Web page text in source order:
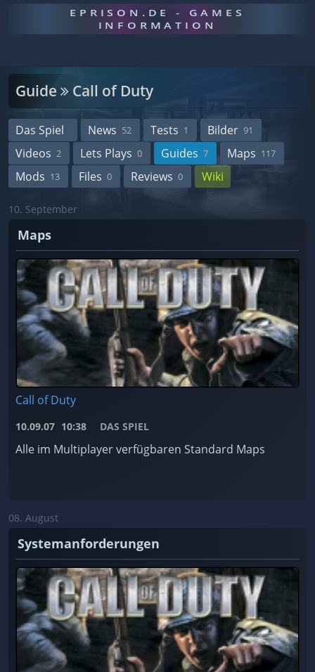
EPRISON.DE - GAMES
INFORMATION
Guide Call of Duty
Das Spiel News 52 Tests 1 Bilder 91
Videos 2 Lets Plays 0 Guides 7 Maps 117
Mods 13 Files 0 Reviews 0 Wiki
10. September
Maps
Call of Duty
10.09.07 10:38 DAS SPIEL
Alle im Multiplayer verfügbaren Standard Maps
08. August
Systemanforderungen